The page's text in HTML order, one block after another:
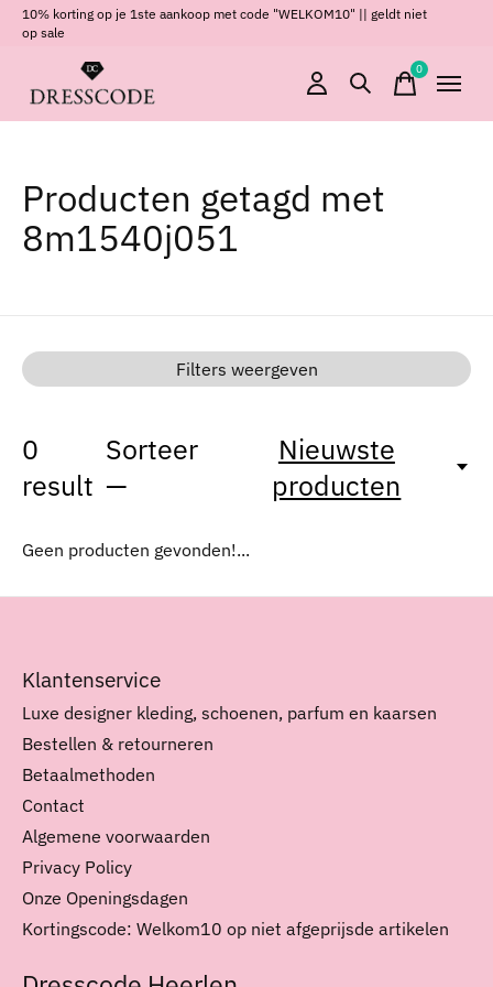
10% korting op je 1ste aankoop met code "WELKOM10" || geldt niet
op sale
0items
Producten getagd met
8m1540j051
Filters weergeven
0
result
Sorteer
—
Nieuwste
producten
Geen producten gevonden!...
Klantenservice
Luxe designer kleding, schoenen, parfum en kaarsen
Bestellen & retourneren
Betaalmethoden
Contact
Algemene voorwaarden
Privacy Policy
Onze Openingsdagen
Kortingscode: Welkom10 op niet afgeprijsde artikelen